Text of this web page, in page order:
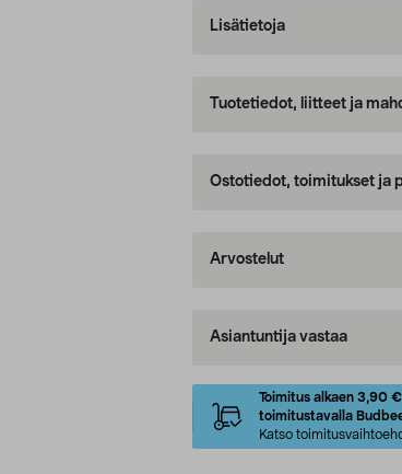
Lisätietoja
Tuotetiedot, liitteet ja
Ostotiedot, toimitukset ja
Arvostelut
Asiantuntija vastaa
Toimitus alkaen 3,90 €
toimitustavalla
Katso